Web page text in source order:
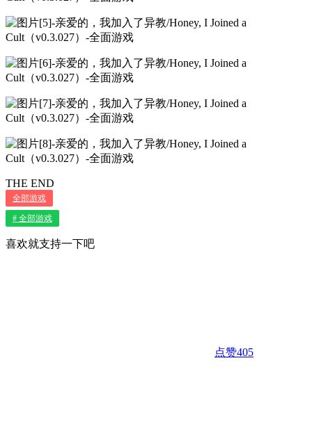
THE END
全部游戏
# 全部游戏
喜欢就支持一下吧
点赞405